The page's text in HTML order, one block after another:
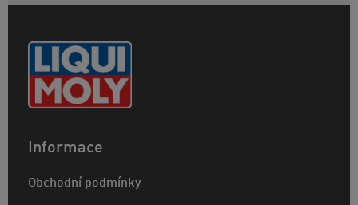
Informace
Obchodní podmínky